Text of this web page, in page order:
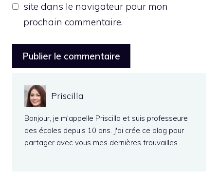
site dans le navigateur pour mon
prochain commentaire.
Priscilla
Bonjour, je m'appelle Priscilla et suis professeure
des écoles depuis 10 ans. J'ai crée ce blog pour
partager avec vous mes dernières trouvailles …